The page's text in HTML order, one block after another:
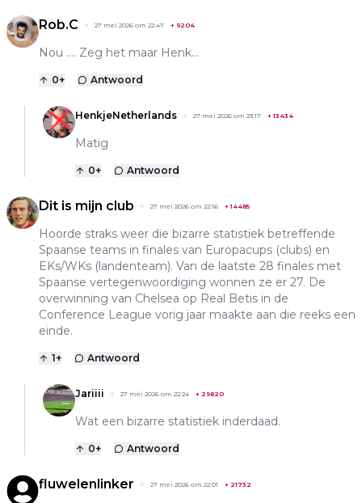
Rob.C 27 mei 2026 om 22:47 + 9204
Nou .... Zeg het maar Henk...
0+ Antwoord
HenkjeNetherlands 27 mei 2026 om 23:17 +13434
Matig
0+ Antwoord
Dit is mijn club 27 mei 2026 om 22:16 +14485
Hoorde straks weer die bizarre statistiek betreffende
Spaanse teams in finales van Europacups (clubs) en
EKs/WKs (landenteam). Van de laatste 28 finales met
Spaanse vertegenwoordiging wonnen ze er 27. De
overwinning van Chelsea op Real Betis in de
Conference League vorig jaar maakte aan die reeks een
einde.
1+ Antwoord
Jariiii 27 mei 2026 om 22:24 + 29820
Wat een bizarre statistiek inderdaad.
0+ Antwoord
fluwelenlinker 27 mei 2026 om 22:01 + 21732